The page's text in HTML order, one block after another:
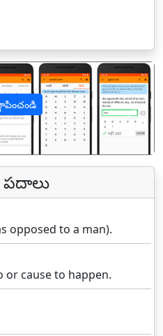
పదాలు
opposed to a man).
or cause to happen.